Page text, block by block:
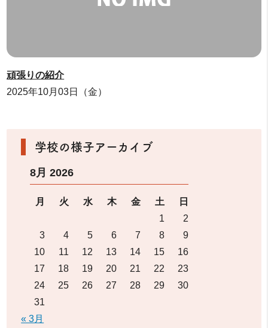
頑張りの紹介
2025年10月03日（金）
学校の様子アーカイブ
8月 2026
月 火 水 木 金 土
日
1
2
3
4 5 6 7 8
9
10
11 12 13 14 15
16
17
18 19 20 21 22
23
24
25 26 27 28 29
30
31
« 3月